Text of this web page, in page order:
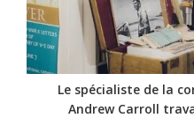
Le spécialiste de la
Andrew Carroll